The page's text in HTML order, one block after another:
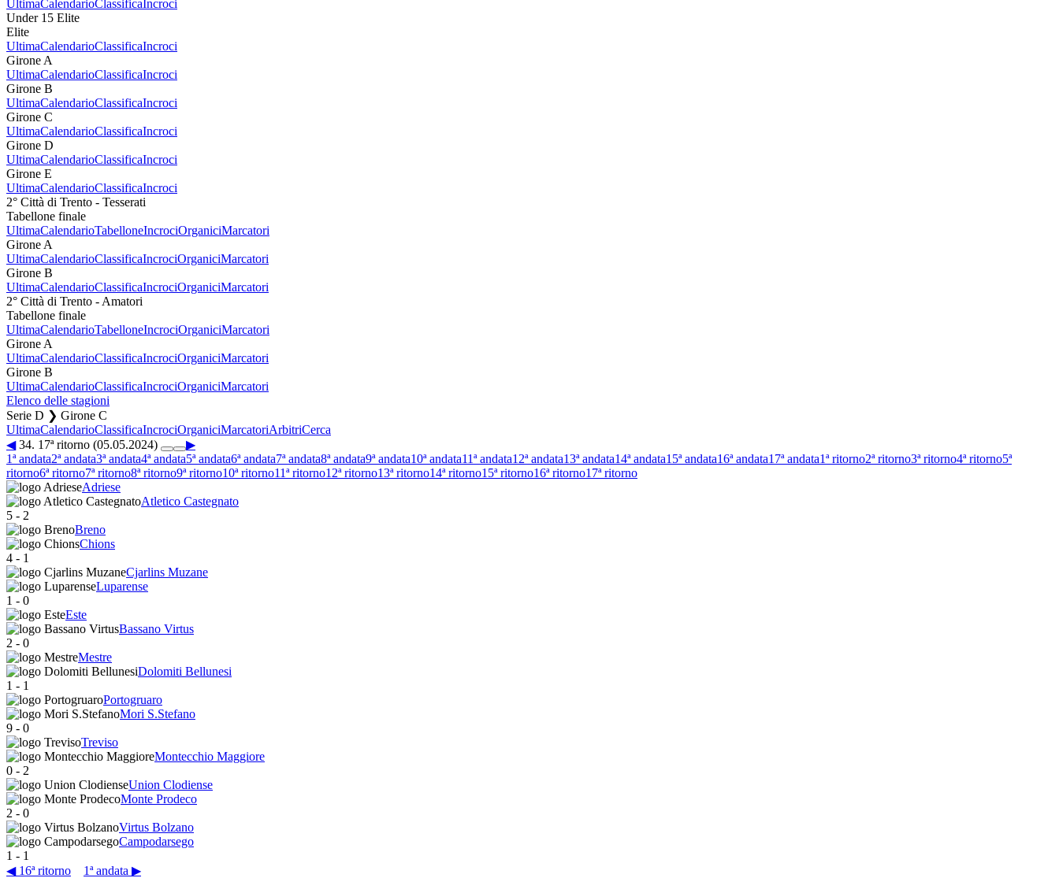
UltimaCalendarioClassificaIncroci
Under 15 Elite
Elite
UltimaCalendarioClassificaIncroci
Girone A
UltimaCalendarioClassificaIncroci
Girone B
UltimaCalendarioClassificaIncroci
Girone C
UltimaCalendarioClassificaIncroci
Girone D
UltimaCalendarioClassificaIncroci
Girone E
UltimaCalendarioClassificaIncroci
2° Città di Trento - Tesserati
Tabellone finale
UltimaCalendarioTabelloneIncrociOrganiciMarcatori
Girone A
UltimaCalendarioClassificaIncrociOrganiciMarcatori
Girone B
UltimaCalendarioClassificaIncrociOrganiciMarcatori
2° Città di Trento - Amatori
Tabellone finale
UltimaCalendarioTabelloneIncrociOrganiciMarcatori
Girone A
UltimaCalendarioClassificaIncrociOrganiciMarcatori
Girone B
UltimaCalendarioClassificaIncrociOrganiciMarcatori
Elenco delle stagioni
Serie D ❯ Girone C
UltimaCalendarioClassificaIncrociOrganiciMarcatoriArbitriCerca
◀34. 17ª ritorno (05.05.2024)
▶
1ª andata2ª andata3ª andata4ª andata5ª andata6ª andata7ª andata8ª andata9ª andata10ª andata11ª andata12ª andata13ª andata14ª andata15ª andata16ª andata17ª andata1ª ritorno2ª ritorno3ª ritorno4ª ritorno5ª
ritorno6ª ritorno7ª ritorno8ª ritorno9ª ritorno10ª ritorno11ª ritorno12ª ritorno13ª ritorno14ª ritorno15ª ritorno16ª ritorno17ª ritorno
Adriese
Atletico Castegnato
5 - 2
Breno
Chions
4 - 1
Cjarlins Muzane
Luparense
1 - 0
Este
Bassano Virtus
2 - 0
Mestre
Dolomiti Bellunesi
1 - 1
Portogruaro
Mori S.Stefano
9 - 0
Treviso
Montecchio Maggiore
0 - 2
Union Clodiense
Monte Prodeco
2 - 0
Virtus Bolzano
Campodarsego
1 - 1
◀ 16ª ritorno
1ª andata ▶